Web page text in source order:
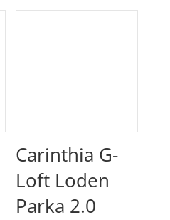
Carinthia G-
Loft Loden
Parka 2.0